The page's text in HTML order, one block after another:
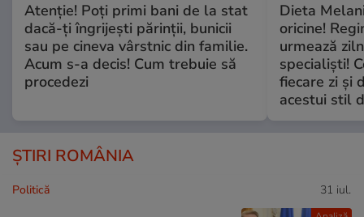
Atenție! Poți primi bani de la stat
dacă-ți îngrijești părinții, bunicii
sau pe cineva vârstnic din familie.
Acum s-a decis! Cum trebuie să
procedezi
Dieta
oricine!
urmează
specialiști!
fiecare zi și
acestui stil
ȘTIRI ROMÂNIA
Politică 31 iul.